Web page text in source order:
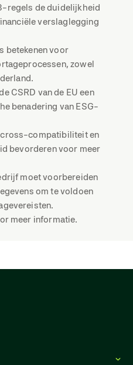
regels de duidelijkheid
verslaglegging
betekenen voor
zowel
CSRD van de EU een
benadering van ESG-
cross-compatibiliteit en
bevorderen voor meer
moet voorbereiden
om te voldoen
meer informatie.